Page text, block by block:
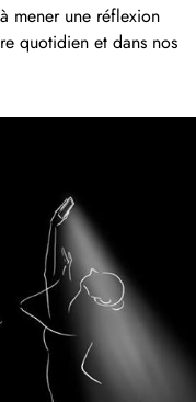
mener une réflexion
quotidien et dans nos